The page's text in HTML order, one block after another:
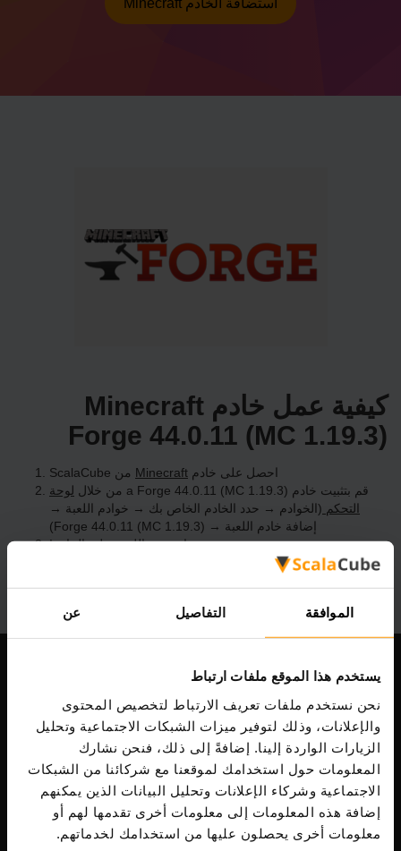
الموافقة التفاصيل عن
يستخدم هذا الموقع ملفات ارتباط
نحن نستخدم ملفات تعريف الارتباط لتخصيص المحتوى
والإعلانات، وذلك لتوفير ميزات الشبكات الاجتماعية وتحليل
الزيارات الواردة إلينا. إضافةً إلى ذلك، فنحن نشارك
المعلومات حول استخدامك لموقعنا مع شركائنا من الشبكات
الاجتماعية وشركاء الإعلانات وتحليل البيانات الذين يمكنهم
إضافة هذه المعلومات إلى معلومات أخرى تقدمها لهم أو
معلومات أخرى يحصلون عليها من استخدامك لخدماتهم.
Minecraft استضافة الخادم
كيفية عمل خادم Minecraft
Forge 44.0.11 (MC 1.19.3)
احصل على خادم Minecraft من ScalaCube
قم بتثبيت خادم a Forge 44.0.11 (MC 1.19.3) من خلال
لوحة
التحكم (الخوادم → حدد الخادم الخاص بك → خوادم اللعبة →
إضافة خادم اللعبة → Forge 44.0.11 (MC 1.19.3))
استمتع باللعب على الخادم!
شركتنا
Scalable Hosting Solutions OÜ
رمز التسجيل: 14652605
ضريبة الشراء: EE102133820
عنوان: Harju maakond, Tallinn, Kesklinna linnaosa,
Vesivärava tn 50-201, 10152